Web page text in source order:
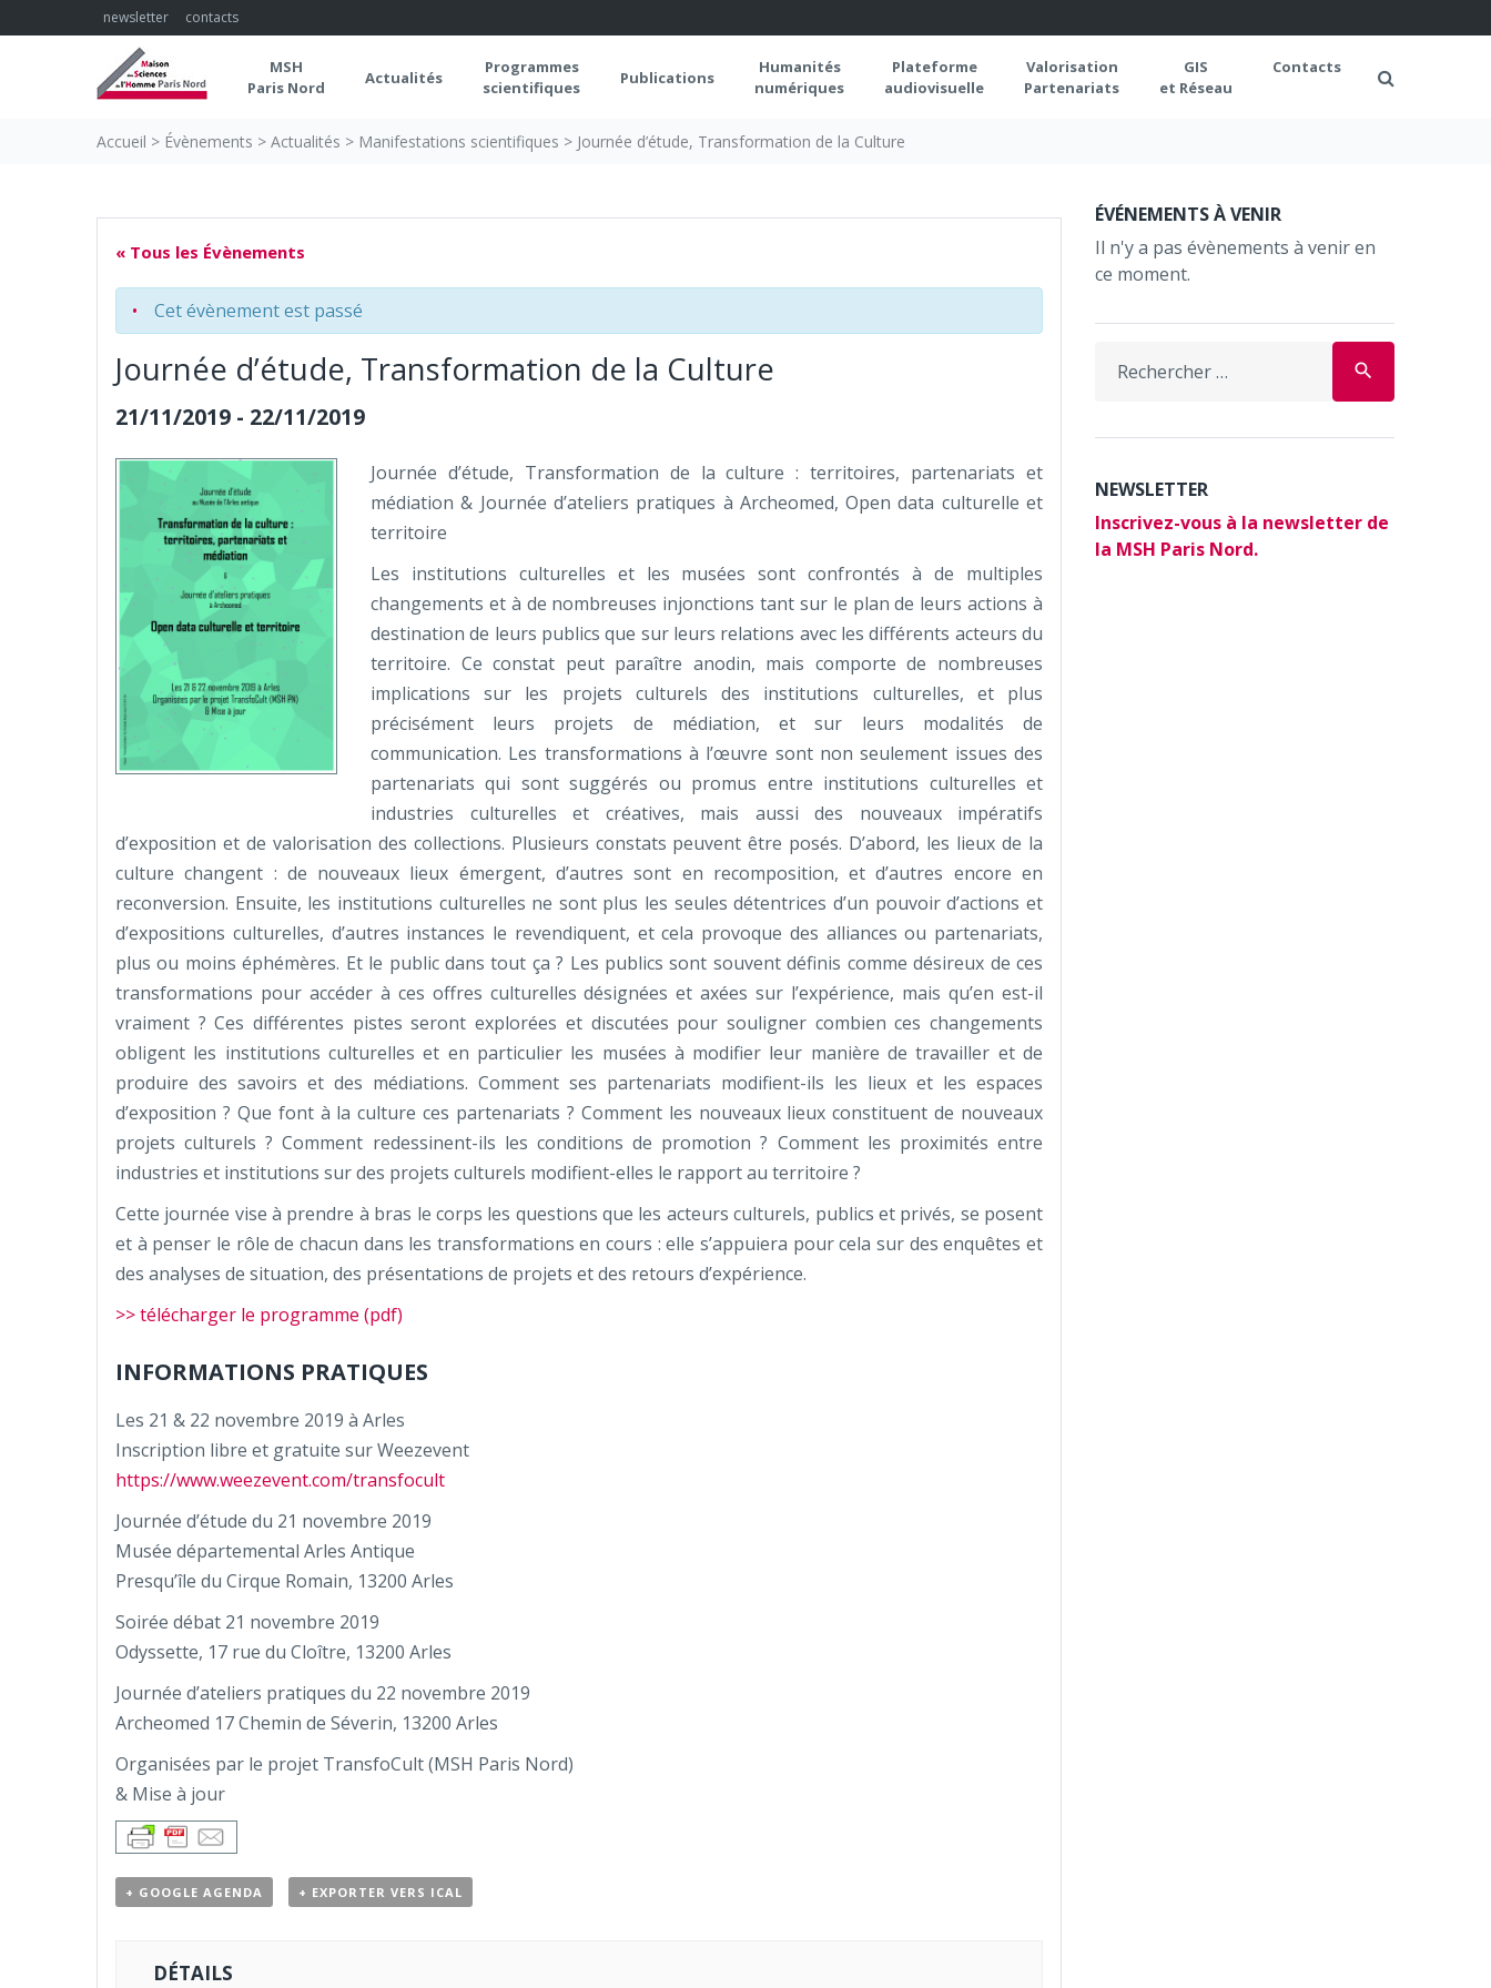
to
newsletter contacts
MSH
Paris Nord
Actualités
Programmes
scientifiques
Publications
Humanités
numériques
Plateforme
audiovisuelle
Valorisation
Partenariats
GIS
et Réseau
Contacts
Accueil > Évènements > Actualités > Manifestations scientifiques > Journée d’étude, Transformation de la Culture
« Tous les Évènements
Cet évènement est passé
Journée d’étude, Transformation de la Culture
21/11/2019 - 22/11/2019
Journée d’étude, Transformation de la culture : territoires, partenariats et
médiation & Journée d’ateliers pratiques à Archeomed, Open data culturelle et
territoire
Les institutions culturelles et les musées sont confrontés à de multiples
changements et à de nombreuses injonctions tant sur le plan de leurs actions à
destination de leurs publics que sur leurs relations avec les différents acteurs du
territoire. Ce constat peut paraître anodin, mais comporte de nombreuses
implications sur les projets culturels des institutions culturelles, et plus
précisément leurs projets de médiation, et sur leurs modalités de
communication. Les transformations à l’œuvre sont non seulement issues des
partenariats qui sont suggérés ou promus entre institutions culturelles et
industries culturelles et créatives, mais aussi des nouveaux impératifs
d’exposition et de valorisation des collections. Plusieurs constats peuvent être posés. D’abord, les lieux de la
culture changent : de nouveaux lieux émergent, d’autres sont en recomposition, et d’autres encore en
reconversion. Ensuite, les institutions culturelles ne sont plus les seules détentrices d’un pouvoir d’actions et
d’expositions culturelles, d’autres instances le revendiquent, et cela provoque des alliances ou partenariats,
plus ou moins éphémères. Et le public dans tout ça ? Les publics sont souvent définis comme désireux de ces
transformations pour accéder à ces offres culturelles désignées et axées sur l’expérience, mais qu’en est-il
vraiment ? Ces différentes pistes seront explorées et discutées pour souligner combien ces changements
obligent les institutions culturelles et en particulier les musées à modifier leur manière de travailler et de
produire des savoirs et des médiations. Comment ses partenariats modifient-ils les lieux et les espaces
d’exposition ? Que font à la culture ces partenariats ? Comment les nouveaux lieux constituent de nouveaux
projets culturels ? Comment redessinent-ils les conditions de promotion ? Comment les proximités entre
industries et institutions sur des projets culturels modifient-elles le rapport au territoire ?
Cette journée vise à prendre à bras le corps les questions que les acteurs culturels, publics et privés, se posent
et à penser le rôle de chacun dans les transformations en cours : elle s’appuiera pour cela sur des enquêtes et
des analyses de situation, des présentations de projets et des retours d’expérience.
>> télécharger le programme (pdf)
INFORMATIONS PRATIQUES
Les 21 & 22 novembre 2019 à Arles
Inscription libre et gratuite sur Weezevent
https://www.weezevent.com/transfocult
Journée d’étude du 21 novembre 2019
Musée départemental Arles Antique
Presqu’île du Cirque Romain, 13200 Arles
Soirée débat 21 novembre 2019
Odyssette, 17 rue du Cloître, 13200 Arles
Journée d’ateliers pratiques du 22 novembre 2019
Archeomed 17 Chemin de Séverin, 13200 Arles
Organisées par le projet TransfoCult (MSH Paris Nord)
& Mise à jour
+ GOOGLE AGENDA + EXPORTER VERS ICAL
DÉTAILS
ÉVÉNEMENTS À VENIR
Il n'y a pas évènements à venir en
ce moment.
for:
search
NEWSLETTER
Inscrivez-vous à la newsletter de
la MSH Paris Nord.